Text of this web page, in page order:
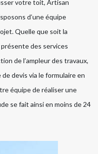
votre toit, Artisan
d’une équipe
Quelle que soit la
des services
de l’ampleur des travaux,
devis via le formulaire en
équipe de réaliser une
se fait ainsi en moins de 24